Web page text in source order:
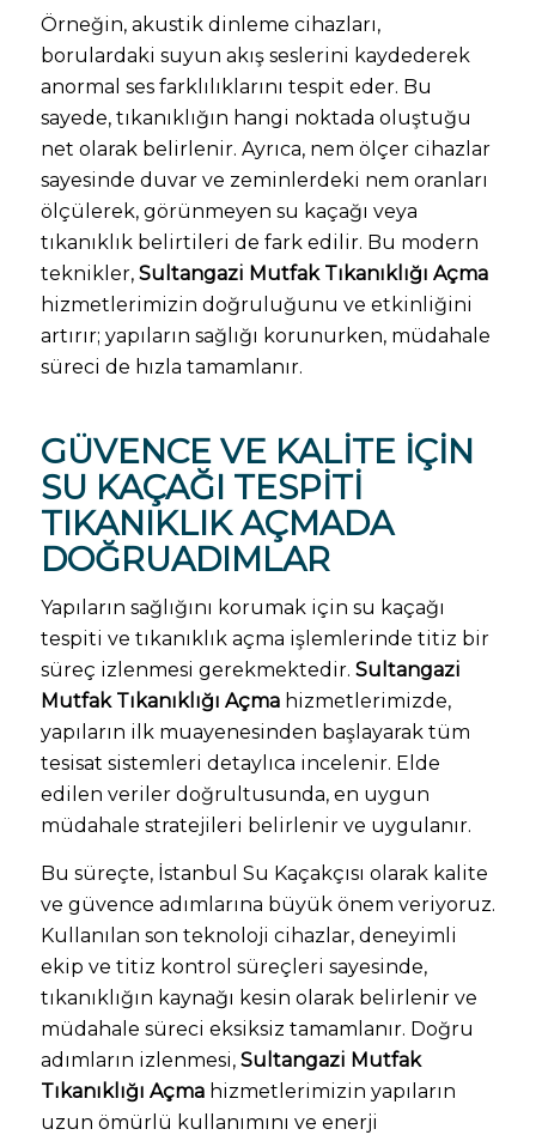
Örneğin, akustik dinleme cihazları,
borulardaki suyun akış seslerini kaydederek
anormal ses farklılıklarını tespit eder. Bu
sayede, tıkanıklığın hangi noktada oluştuğu
net olarak belirlenir. Ayrıca, nem ölçer cihazlar
sayesinde duvar ve zeminlerdeki nem oranları
ölçülerek, görünmeyen su kaçağı veya
tıkanıklık belirtileri de fark edilir. Bu modern
teknikler, Sultangazi Mutfak Tıkanıklığı Açma
hizmetlerimizin doğruluğunu ve etkinliğini
artırır; yapıların sağlığı korunurken, müdahale
süreci de hızla tamamlanır.
GÜVENCE VE KALITE İÇIN
SU KAÇAĞI TESPITI
TIKANIKLIK AÇMADA
DOĞRUADIMLAR
Yapıların sağlığını korumak için su kaçağı
tespiti ve tıkanıklık açma işlemlerinde titiz bir
süreç izlenmesi gerekmektedir. Sultangazi
Mutfak Tıkanıklığı Açmahizmetlerimizde,
yapıların ilk muayenesinden başlayarak tüm
tesisat sistemleri detaylıca incelenir. Elde
edilen veriler doğrultusunda, en uygun
müdahale stratejileri belirlenir ve uygulanır.
Bu süreçte, İstanbul Su Kaçakçısı olarak kalite
ve güvence adımlarına büyük önem veriyoruz.
Kullanılan son teknoloji cihazlar, deneyimli
ekip ve titiz kontrol süreçleri sayesinde,
tıkanıklığın kaynağı kesin olarak belirlenir ve
müdahale süreci eksiksiz tamamlanır. Doğru
adımların izlenmesi, Sultangazi Mutfak
Tıkanıklığı Açmahizmetlerimizin yapıların
uzun ömürlü kullanımını ve enerji